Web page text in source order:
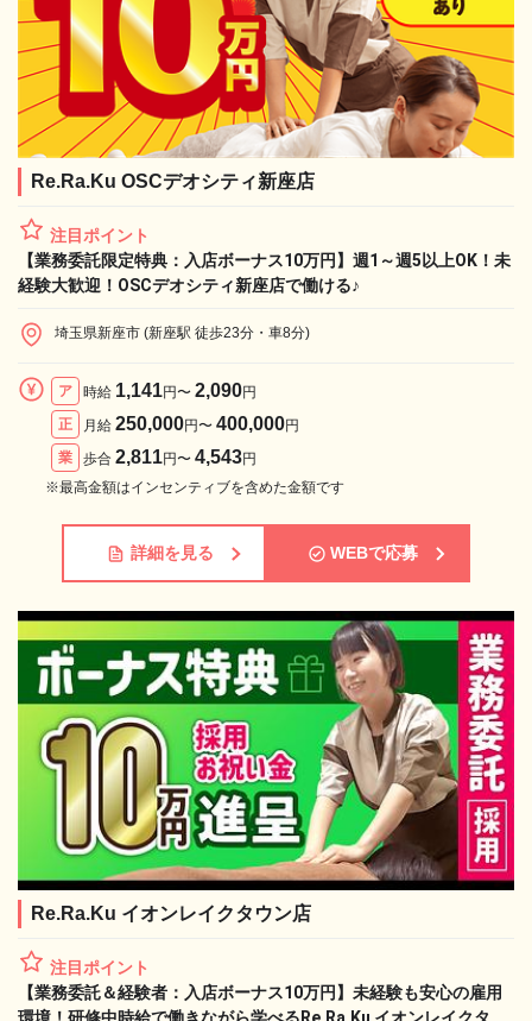
Re.Ra.Ku OSCデオシティ新座店
注目ポイント
【業務委託限定特典：入店ボーナス10万円】週1～週5以上OK！未
経験大歓迎！OSCデオシティ新座店で働ける♪
埼玉県新座市 (新座駅 徒歩23分・車8分)
ア 時給 1,141円〜 2,090円
正
月給 250,000円〜 400,000円
業
歩合 2,811円〜 4,543円
※最高金額はインセンティブを含めた金額です
詳細を見る WEBで応募
Re.Ra.Ku イオンレイクタウン店
注目ポイント
【業務委託＆経験者：入店ボーナス10万円】未経験も安心の雇用